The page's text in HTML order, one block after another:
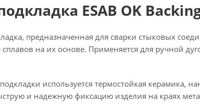
ESAB OK
предназначенная для сварки стыковых
на их основе. Применяется для ручной
используется термостойкая
и надежную фиксацию изделия на краях